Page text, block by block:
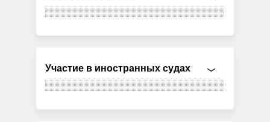
Участие в иностранных судах